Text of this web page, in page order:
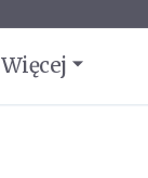
Więcej